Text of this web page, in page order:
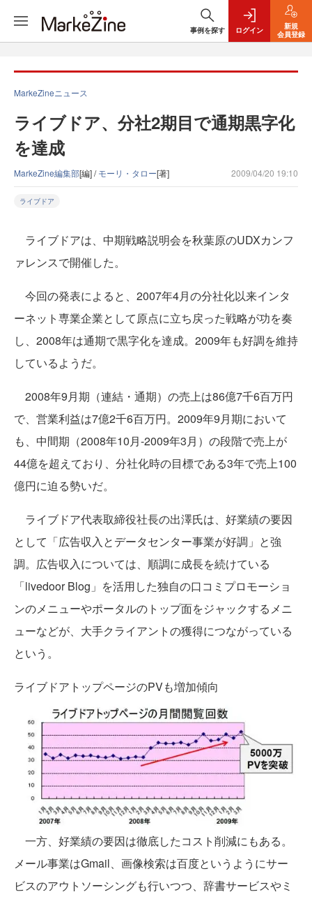
事例を探す ログイン
新規
会員登録
MarkeZineニュース
ライブドア、分社2期目で通期黒字化
を達成
MarkeZine編集部[編] /モーリ・タロー[著] 2009/04/20 19:10
ライブドア
ライブドアは、中期戦略説明会を秋葉原のUDXカンフ
ァレンスで開催した。
今回の発表によると、2007年4月の分社化以来インタ
ーネット専業企業として原点に立ち戻った戦略が功を奏
し、2008年は通期で黒字化を達成。2009年も好調を維持
しているようだ。
2008年9月期（連結・通期）の売上は86億7千6百万円
で、営業利益は7億2千6百万円。2009年9月期において
も、中間期（2008年10月-2009年3月）の段階で売上が
44億を超えており、分社化時の目標である3年で売上100
億円に迫る勢いだ。
ライブドア代表取締役社長の出澤氏は、好業績の要因
として「広告収入とデータセンター事業が好調」と強
調。広告収入については、順調に成長を続けている
「livedoor Blog」を活用した独自の口コミプロモーショ
ンのメニューやポータルのトップ面をジャックするメニ
ューなどが、大手クライアントの獲得につながっている
という。
ライブドアトップページのPVも増加傾向
一方、好業績の要因は徹底したコスト削減にもある。
メール事業はGmail、画像検索は百度というようにサー
ビスのアウトソーシングも行いつつ、辞書サービスやミ